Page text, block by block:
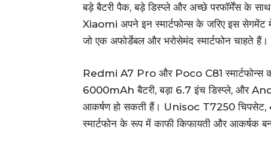
बड़े बैटरी पैक, बड़े डिस्प्ले और अच्छे परफॉर्मेंस के
Xiaomi अपने इन स्मार्टफोन्स के जरिए इस सेगमेंट
जो एक अफोर्डेबल और भरोसेमंद स्मार्टफोन चाहते हैं।
Redmi A7 Pro और Poco C81 स्मार्टफोन्स का
6000mAh बैटरी, बड़ा 6.7 इंच डिस्प्ले, और
आकर्षण हो सकती हैं। Unisoc T7250 चिपसेट,
स्मार्टफोन के रूप में काफी किफायती और आकर्षक